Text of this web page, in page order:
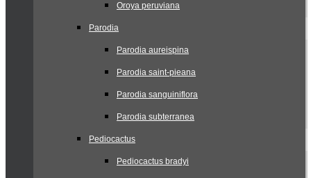
Oroya peruviana
Parodia
Parodia aureispina
Parodia saint-pieana
Parodia sanguiniflora
Parodia subterranea
Pediocactus
Pediocactus bradyi